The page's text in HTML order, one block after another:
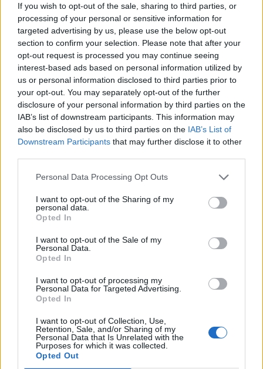
If you wish to opt-out of the sale, sharing to third parties, or
processing of your personal or sensitive information for
targeted advertising by us, please use the below opt-out
section to confirm your selection. Please note that after your
opt-out request is processed you may continue seeing
interest-based ads based on personal information utilized by
us or personal information disclosed to third parties prior to
your opt-out. You may separately opt-out of the further
disclosure of your personal information by third parties on the
IAB’s list of downstream participants. This information may
also be disclosed by us to third parties on the IAB’s List of
Downstream Participants that may further disclose it to other
Personal Data Processing Opt Outs
I want to opt-out of the Sharing of my
personal data.
Opted In
I want to opt-out of the Sale of my
Personal Data.
Opted In
I want to opt-out of processing my
Personal Data for Targeted Advertising.
Opted In
I want to opt-out of Collection, Use,
Retention, Sale, and/or Sharing of my
Personal Data that Is Unrelated with the
Purposes for which it was collected.
Opted Out
Το σίγουρο είναι πως ένας κύκλος κλείνει πάνω μας.
Ίσως το πιο ανησυχητικό δεν είναι ότι τα bots
γίνονται καλύτερα. Είναι ότι η έννοια του
“ανθρώπου” στο διαδίκτυο αρχίζει να ορίζεται
τεχνικά: ως κάτι που περνάει τεστ, που
αναγνωρίζεται από αλγορίθμους, που πιστοποιείται
από συστήματα τα οποία (σε τελική ανάλυση) δεν
καταλαβαίνουν τι σημαίνει να είσαι άνθρωπος.
Και κάπου εκεί, το κουτάκι “I am not a robot”
παύει να είναι αστείο. Γίνεται μια μικρή καθημερινή
υπενθύμιση ότι ίσως δεν το λέμε πια σε ένα
σύστημα, αλλά στον ίδιο τον εαυτό μας. Και το αν
θα συνεχίσει να ισχύει, παραμένει, τουλάχιστον
προς το παρόν, ανοιχτό.